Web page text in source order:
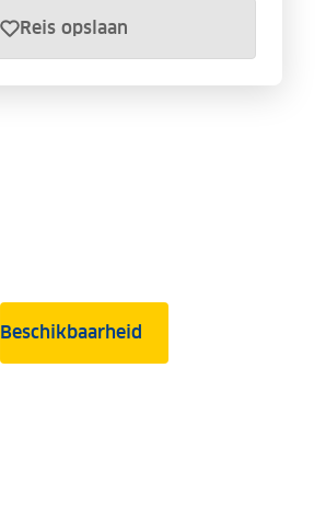
Reis opslaan
Beschikbaarheid